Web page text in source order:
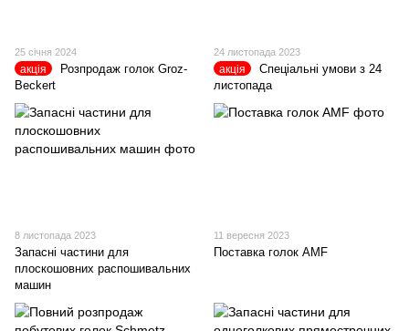
25 січня 2024
акція
Розпродаж голок Groz-
Beckert
24 листопада 2023
акція
Спеціальні умови з 24
листопада
8 листопада 2023
Запасні частини для
плоскошовних распошивальних
машин
11 вересня 2023
Поставка голок AMF